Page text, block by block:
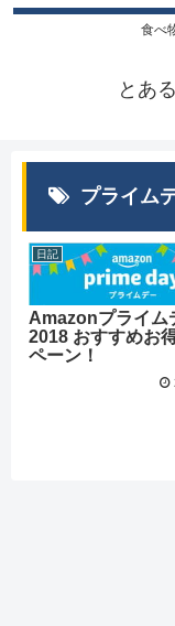
食べ
とあ
プライム
日記
Amazonプライム
2018 おすすめお
ペーン！